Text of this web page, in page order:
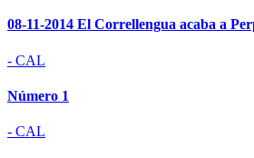
08-11-2014 El Correllengua acaba a
- CAL
Número 1
- CAL